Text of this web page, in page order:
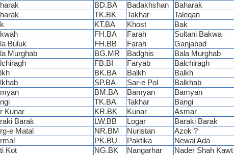
BD.BA Badakhshan Baharak
TK.BK Takhar Taleqan
KT.BA Khost Bak
FH.BA Farah Sultani Bakwa
Buluk
FH.BB Farah Ganjabad
Murghab
BG.MR Badghis Bala Murghab
FB.BI Faryab Balchiragh
BK.BA Balkh Balkh
SP.BA Sar-e Pol Balkhab
BM.BA Bamyan Bamyan
TK.BA Takhar Bangi
Kunar
KR.BK Kunar Asmar
Barak
LW.BB Logar Baraki Barak
e Matal
NR.BM Nuristan Azok ?
PK.BU Paktika Newai Ada
Kot
NG.BK Nangarhar Nader Shah Kawt